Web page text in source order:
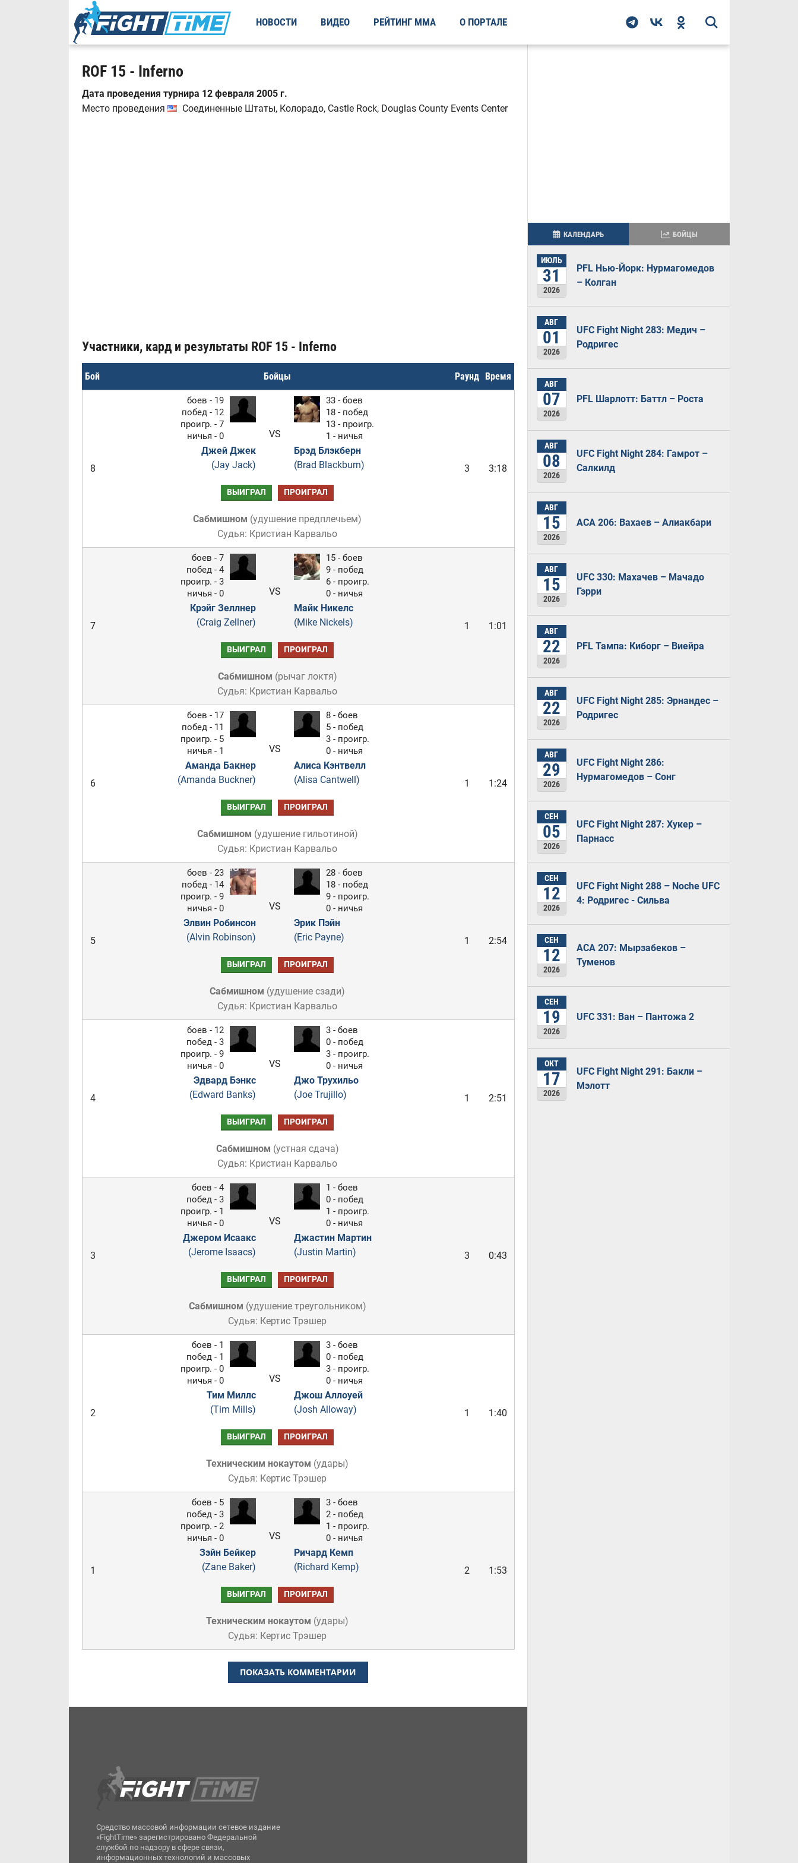
НОВОСТИ ВИДЕО РЕЙТИНГ ММА О ПОРТАЛЕ
ROF 15 - Inferno
Дата проведения турнира 12 февраля 2005 г.
Место проведения
Соединенные Штаты, Колорадо, Castle Rock, Douglas County Events Center
Участники, кард и результаты ROF 15 - Inferno
Бой Бойцы Раунд Время
8
боев - 19
побед - 12
проигр. - 7
ничья - 0
Джей Джек
(Jay Jack)
VS
33 - боев
18 - побед
13 - проигр.
1 - ничья
Брэд Блэкберн
(Brad Blackburn)
3 3:18
ВЫИГРАЛ ПРОИГРАЛ
Сабмишном (удушение предплечьем)
Судья: Кристиан Карвальо
7
боев - 7
побед - 4
проигр. - 3
ничья - 0
Крэйг Зеллнер
(Craig Zellner)
VS
15 - боев
9 - побед
6 - проигр.
0 - ничья
Майк Никелс
(Mike Nickels)
1 1:01
ВЫИГРАЛ ПРОИГРАЛ
Сабмишном (рычаг локтя)
Судья: Кристиан Карвальо
6
боев - 17
побед - 11
проигр. - 5
ничья - 1
Аманда Бакнер
(Amanda Buckner)
VS
8 - боев
5 - побед
3 - проигр.
0 - ничья
Алиса Кэнтвелл
(Alisa Cantwell)
1 1:24
ВЫИГРАЛ ПРОИГРАЛ
Сабмишном (удушение гильотиной)
Судья: Кристиан Карвальо
5
боев - 23
побед - 14
проигр. - 9
ничья - 0
Элвин Робинсон
(Alvin Robinson)
VS
28 - боев
18 - побед
9 - проигр.
0 - ничья
Эрик Пэйн
(Eric Payne)
1 2:54
ВЫИГРАЛ ПРОИГРАЛ
Сабмишном (удушение сзади)
Судья: Кристиан Карвальо
4
боев - 12
побед - 3
проигр. - 9
ничья - 0
Эдвард Бэнкс
(Edward Banks)
VS
3 - боев
0 - побед
3 - проигр.
0 - ничья
Джо Трухильо
(Joe Trujillo)
1 2:51
ВЫИГРАЛ ПРОИГРАЛ
Сабмишном (устная сдача)
Судья: Кристиан Карвальо
3
боев - 4
побед - 3
проигр. - 1
ничья - 0
Джером Исаакс
(Jerome Isaacs)
VS
1 - боев
0 - побед
1 - проигр.
0 - ничья
Джастин Мартин
(Justin Martin)
3 0:43
ВЫИГРАЛ ПРОИГРАЛ
Сабмишном (удушение треугольником)
Судья: Кертис Трэшер
2
боев - 1
побед - 1
проигр. - 0
ничья - 0
Тим Миллс
(Tim Mills)
VS
3 - боев
0 - побед
3 - проигр.
0 - ничья
Джош Аллоуей
(Josh Alloway)
1 1:40
ВЫИГРАЛ ПРОИГРАЛ
Техническим нокаутом (удары)
Судья: Кертис Трэшер
1
боев - 5
побед - 3
проигр. - 2
ничья - 0
Зэйн Бейкер
(Zane Baker)
VS
3 - боев
2 - побед
1 - проигр.
0 - ничья
Ричард Кемп
(Richard Kemp)
2 1:53
ВЫИГРАЛ ПРОИГРАЛ
Техническим нокаутом (удары)
Судья: Кертис Трэшер
ПОКАЗАТЬ КОММЕНТАРИИ
КАЛЕНДАРЬ БОЙЦЫ
ИЮЛЬ
31
2026
PFL Нью-Йорк: Нурмагомедов
– Колган
АВГ
01
2026
UFC Fight Night 283: Медич –
Родригес
АВГ
07
2026
PFL Шарлотт: Баттл – Роста
АВГ
08
2026
UFC Fight Night 284: Гамрот –
Салкилд
АВГ
15
2026
ACA 206: Вахаев – Алиакбари
АВГ
15
2026
UFC 330: Махачев – Мачадо
Гэрри
АВГ
22
2026
PFL Тампа: Киборг – Виейра
АВГ
22
2026
UFC Fight Night 285: Эрнандес –
Родригес
АВГ
29
2026
UFC Fight Night 286:
Нурмагомедов – Сонг
СЕН
05
2026
UFC Fight Night 287: Хукер –
Парнасс
СЕН
12
2026
UFC Fight Night 288 – Noche UFC
4: Родригес - Сильва
СЕН
12
2026
ACA 207: Мырзабеков –
Туменов
СЕН
19
2026
UFC 331: Ван – Пантожа 2
ОКТ
17
2026
UFC Fight Night 291: Бакли –
Мэлотт
Средство массовой информации сетевое издание
«FightTime» зарегистрировано Федеральной
службой по надзору в сфере связи,
информационных технологий и массовых